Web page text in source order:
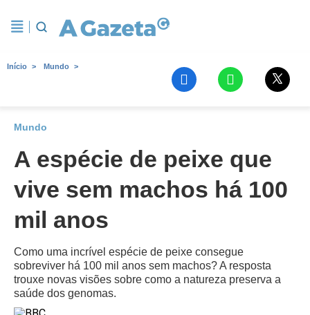
Início Mundo
Mundo
A espécie de peixe que
vive sem machos há 100
mil anos
Como uma incrível espécie de peixe consegue
sobreviver há 100 mil anos sem machos? A resposta
trouxe novas visões sobre como a natureza preserva a
saúde dos genomas.